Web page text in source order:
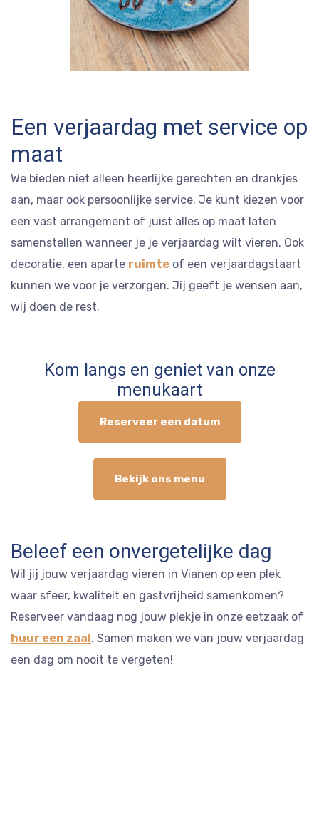
Een verjaardag met service op
maat
We bieden niet alleen heerlijke gerechten en drankjes
aan, maar ook persoonlijke service. Je kunt kiezen voor
een vast arrangement of juist alles op maat laten
samenstellen wanneer je je verjaardag wilt vieren. Ook
decoratie, een aparte ruimte of een verjaardagstaart
kunnen we voor je verzorgen. Jij geeft je wensen aan,
wij doen de rest.
Kom langs en geniet van onze
menukaart
Reserveer een datum
Bekijk ons menu
Beleef een onvergetelijke dag
Wil jij jouw verjaardag vieren in Vianen op een plek
waar sfeer, kwaliteit en gastvrijheid samenkomen?
Reserveer vandaag nog jouw plekje in onze eetzaak of
huur een zaal. Samen maken we van jouw verjaardag
een dag om nooit te vergeten!